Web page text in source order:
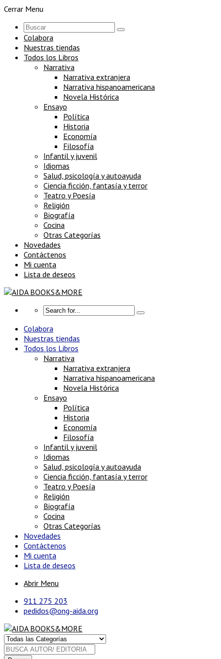
Cerrar Menu
Colabora
Nuestras tiendas
Todos los Libros
Narrativa
Narrativa extranjera
Narrativa hispanoamericana
Novela Histórica
Ensayo
Política
Historia
Economía
Filosofía
Infantil y juvenil
Idiomas
Salud, psicología y autoayuda
Ciencia ficción, fantasía y terror
Teatro y Poesía
Religión
Biografía
Cocina
Otras Categorías
Novedades
Contáctenos
Mi cuenta
Lista de deseos
Colabora
Nuestras tiendas
Todos los Libros
Narrativa
Narrativa extranjera
Narrativa hispanoamericana
Novela Histórica
Ensayo
Política
Historia
Economía
Filosofía
Infantil y juvenil
Idiomas
Salud, psicología y autoayuda
Ciencia ficción, fantasía y terror
Teatro y Poesía
Religión
Biografía
Cocina
Otras Categorías
Novedades
Contáctenos
Mi cuenta
Lista de deseos
Abrir Menu
911 275 203
pedidos@ong-aida.org
Buscar